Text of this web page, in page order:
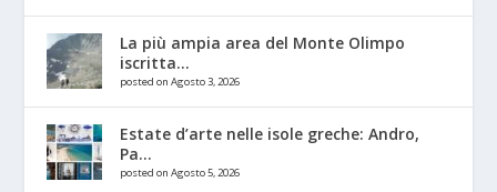
La più ampia area del Monte Olimpo
iscritta...
posted on Agosto 3, 2026
Estate d’arte nelle isole greche: Andro,
Pa...
posted on Agosto 5, 2026